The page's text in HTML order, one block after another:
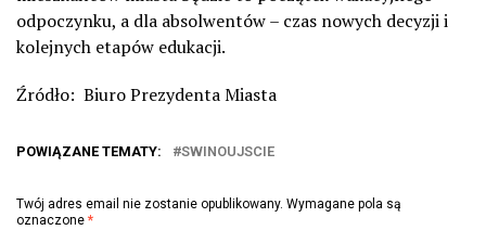
odpoczynku, a dla absolwentów – czas nowych decyzji i
kolejnych etapów edukacji.
Źródło: Biuro Prezydenta Miasta
POWIĄZANE TEMATY: SWINOUJSCIE
Twój adres email nie zostanie opublikowany. Wymagane pola są
oznaczone *